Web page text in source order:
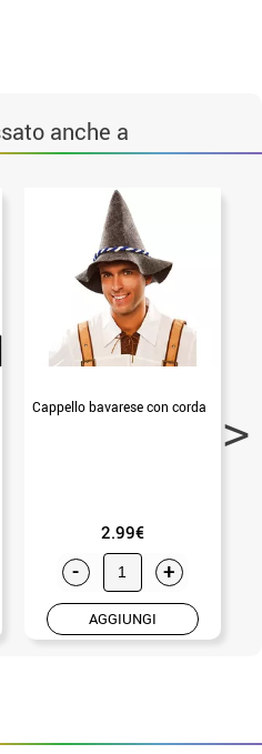
anche a
Cappello bavarese con corda
2.99€
- +
AGGIUNGI